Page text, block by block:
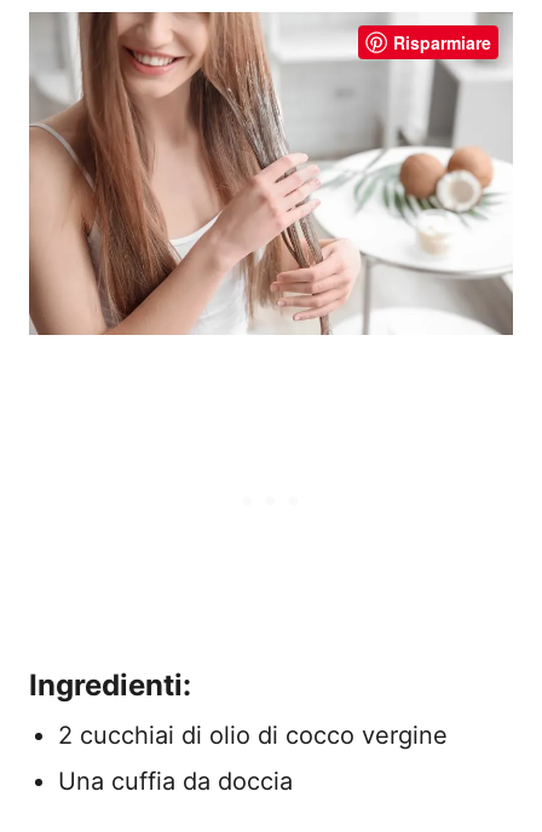
Risparmiare
Ingredienti:
2 cucchiai di olio di cocco vergine
Una cuffia da doccia